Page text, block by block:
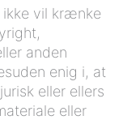
ikke vil krænke
anden
enig i, at
eller ellers
eller